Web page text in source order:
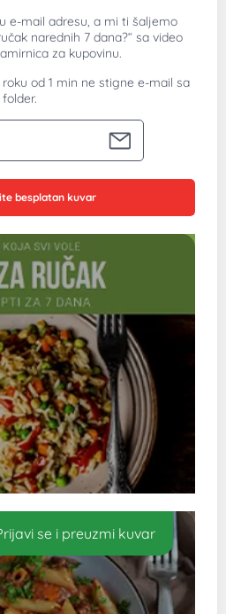
e-mail adresu, a mi ti šaljemo
narednih 7 dana?“ sa video
za kupovinu.
od 1 min ne stigne e-mail sa
besplatan kuvar
se i preuzmi kuvar